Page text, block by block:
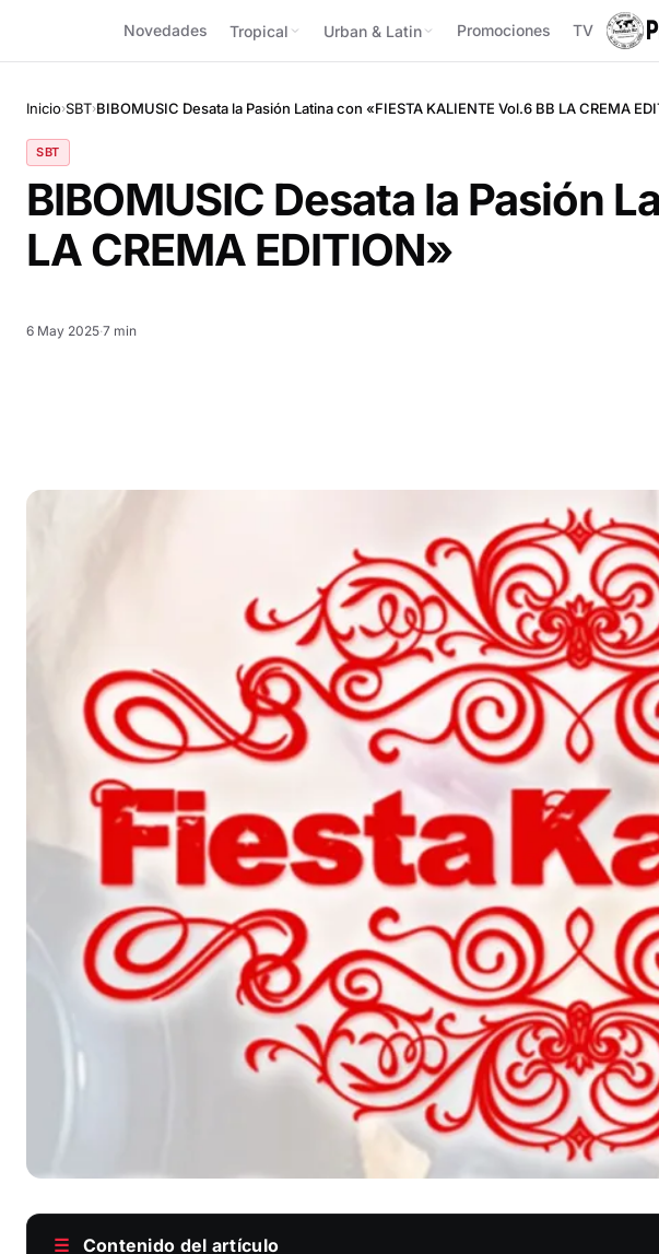
Novedades Tropical Urban & Latin Promociones TV
Inicio›SBT›BIBOMUSIC Desata la Pasión Latina con «FIESTA KALIENTE Vol.6 BB LA CREMA
SBT
BIBOMUSIC Desata la Pasión
LA CREMA EDITION»
6 May 2025·7 min
☰ Contenido del artículo